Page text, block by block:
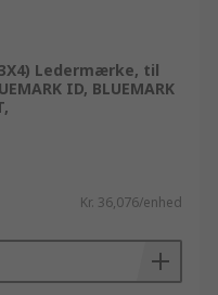
Ledermærke, til
ID, BLUEMARK
Kr. 36,076/enhed